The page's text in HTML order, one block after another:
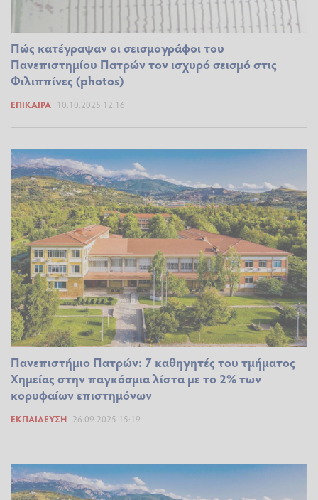
Πώς κατέγραψαν οι σεισμογράφοι του
Πανεπιστημίου Πατρών τον ισχυρό σεισμό στις
Φιλιππίνες (photos)
ΕΠΊΚΑΙΡΑ 10.10.2025 12:16
Πανεπιστήμιο Πατρών: 7 καθηγητές του τμήματος
Χημείας στην παγκόσμια λίστα με το 2% των
κορυφαίων επιστημόνων
ΕΚΠΑΊΔΕΥΣΗ 26.09.2025 15:19